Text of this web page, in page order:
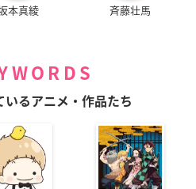
本真綾 斉藤壮馬
いるアニメ・作品たち